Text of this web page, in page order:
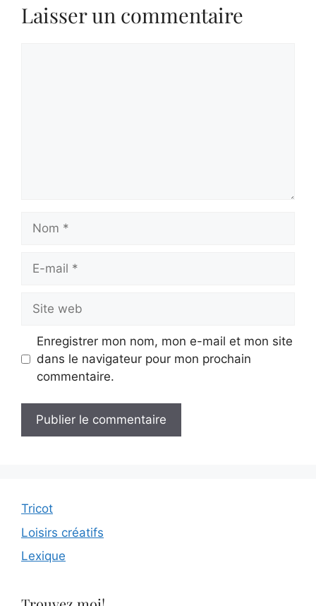
Laisser un commentaire
mail
web
Enregistrer mon nom, mon e-mail et mon site
dans le navigateur pour mon prochain
commentaire.
Tricot
Loisirs créatifs
Lexique